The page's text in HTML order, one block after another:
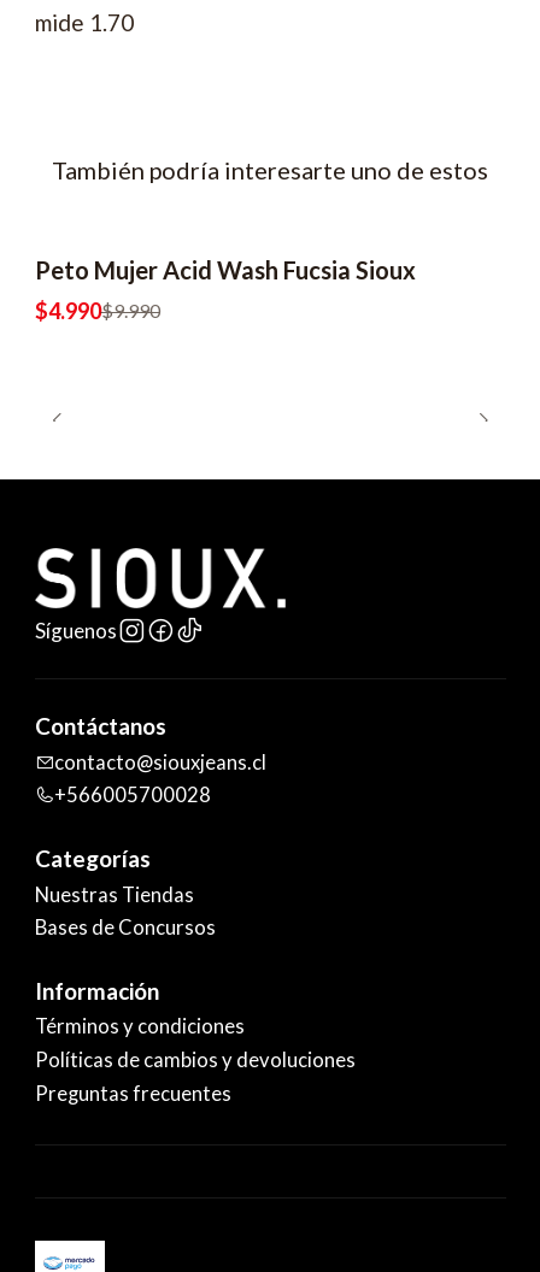
mide 1.70
También podría interesarte uno de estos
-50% OFF
2x6990
Peto Mujer Acid Wash Fucsia Sioux
$4.990$9.990
Síguenos
Contáctanos
contacto@siouxjeans.cl
+566005700028
Categorías
Nuestras Tiendas
Bases de Concursos
Información
Términos y condiciones
Políticas de cambios y devoluciones
Preguntas frecuentes